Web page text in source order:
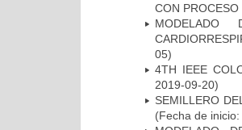
CON PROCESO
MODELADO
05)
4TH IEEE
2019-09-20)
SEMILLERO
(Fecha de